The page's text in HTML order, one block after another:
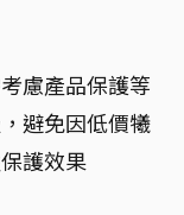
慮產品保護等
避免因低價犧
護效果